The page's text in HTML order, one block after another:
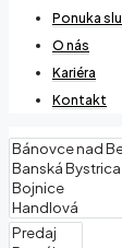
Ponuka
O nás
Kariéra
Kontakt